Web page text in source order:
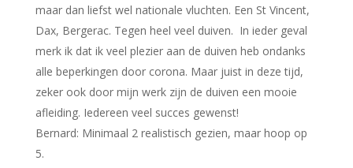
maar dan liefst wel nationale vluchten. Een St Vincent,
Dax, Bergerac. Tegen heel veel duiven. In ieder geval
merk ik dat ik veel plezier aan de duiven heb ondanks
alle beperkingen door corona. Maar juist in deze tijd,
zeker ook door mijn werk zijn de duiven een mooie
afleiding. Iedereen veel succes gewenst!
Bernard: Minimaal 2 realistisch gezien, maar hoop op
5.